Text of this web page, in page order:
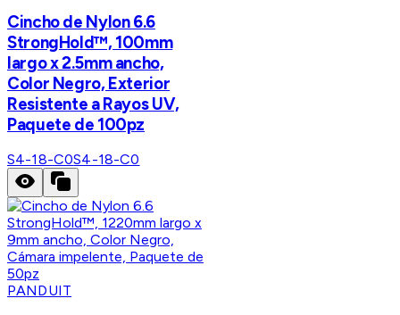
Cincho de Nylon 6.6
StrongHold™, 100mm
largo x 2.5mm ancho,
Color Negro, Exterior
Resistente a Rayos UV,
Paquete de 100pz
S4-18-C0S4-18-C0
PANDUIT